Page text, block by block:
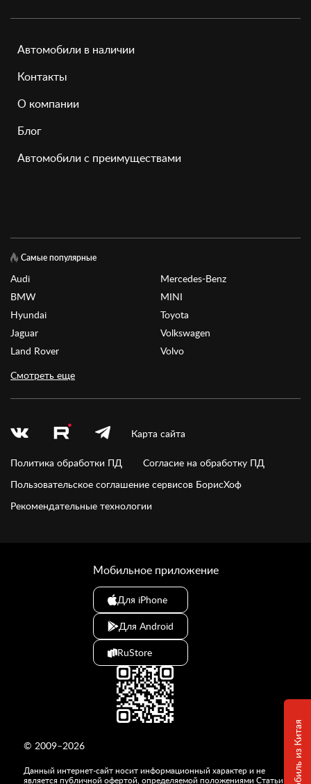
Автомобили в наличии
Контакты
О компании
Блог
Автомобили с преимуществами
Самые популярные
Audi
BMW
Hyundai
Jaguar
Land Rover
Mercedes-Benz
MINI
Toyota
Volkswagen
Volvo
Смотреть еще
Карта сайта
Политика обработки ПД
Согласие на обработку ПД
Пользовательское соглашение сервисов БорисХоф
Рекомендательные технологии
© 2009–2026
Данный интернет-сайт носит информационный характер и не
является публичной офертой, определяемой положениями Статьи
Мобильное приложение
Для iPhone
Для Android
RuStore